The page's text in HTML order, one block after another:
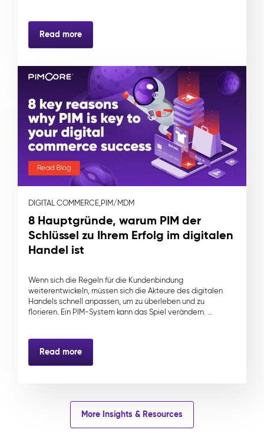
Read more
DIGITAL COMMERCE, PIM/MDM
8 Hauptgründe, warum PIM der
Schlüssel zu Ihrem Erfolg im digitalen
Handel ist
Wenn sich die Regeln für die Kundenbindung
weiterentwickeln, müssen sich die Akteure des digitalen
Handels schnell anpassen, um zu überleben und zu
florieren. Ein PIM-System kann das Spiel verändern. ...
Read more
More Insights & Resources